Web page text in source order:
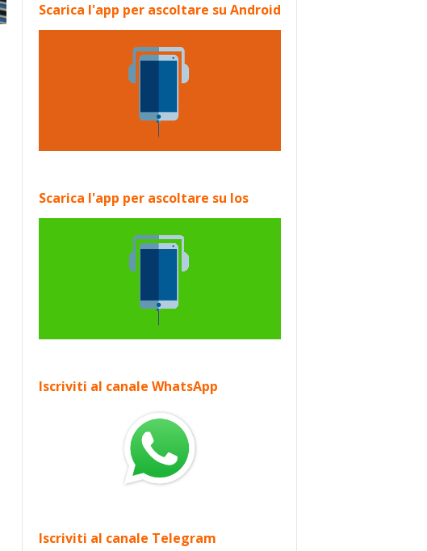
Scarica l'app per ascoltare su Android
Scarica l'app per ascoltare su Ios
Iscriviti al canale WhatsApp
Iscriviti al canale Telegram